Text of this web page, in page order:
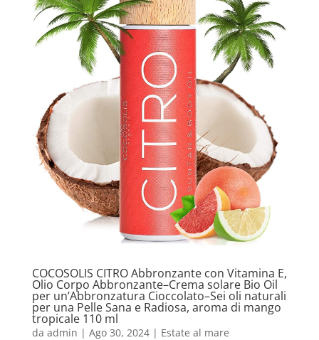
COCOSOLIS CITRO Abbronzante con Vitamina E,
Olio Corpo Abbronzante–Crema solare Bio Oil
per un’Abbronzatura Cioccolato–Sei oli naturali
per una Pelle Sana e Radiosa, aroma di mango
tropicale 110 ml
da admin | Ago 30, 2024| Estate al mare